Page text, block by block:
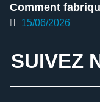
Comment
15/06/2026
SUIVEZ